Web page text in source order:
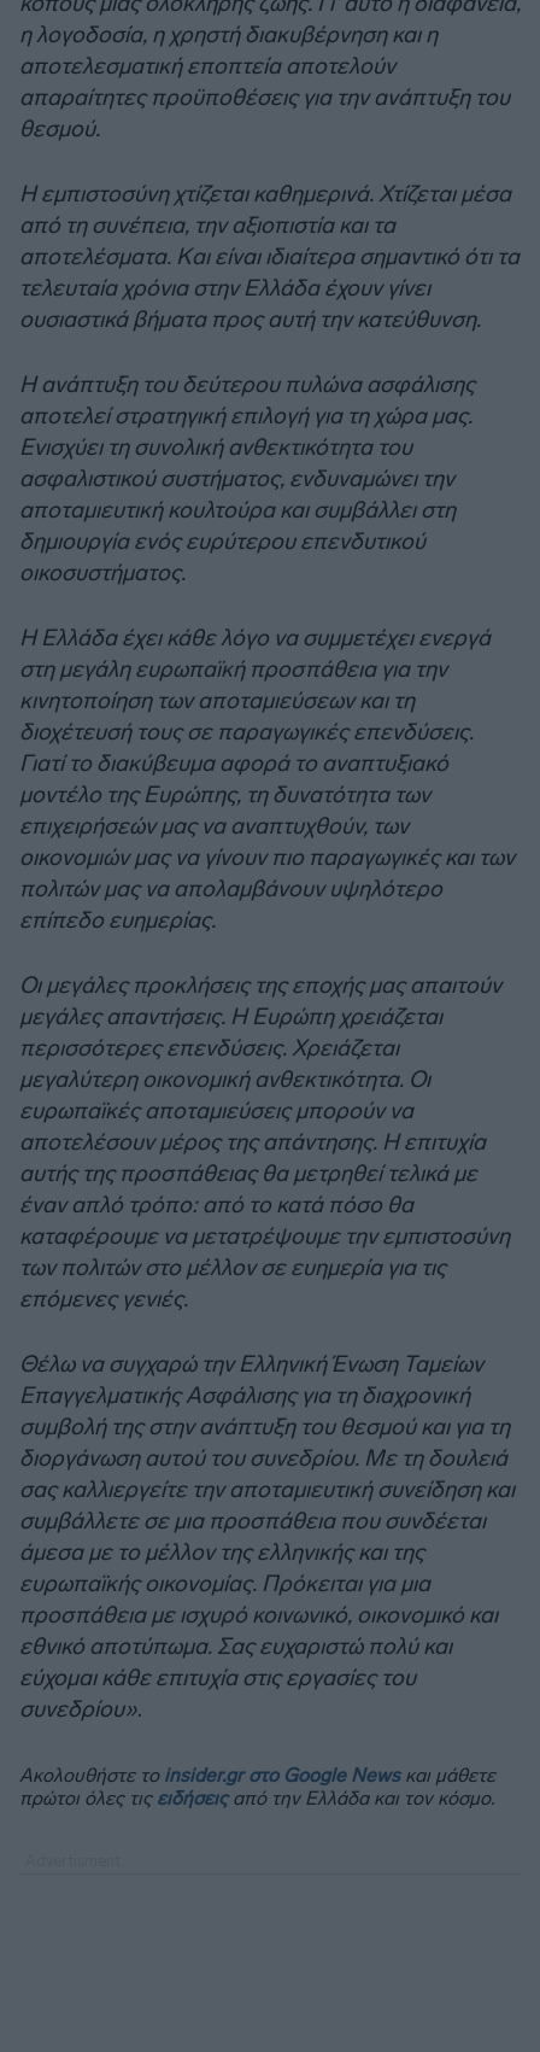
η λογοδοσία, η χρηστή διακυβέρνηση και η
αποτελεσματική εποπτεία αποτελούν
απαραίτητες προϋποθέσεις για την ανάπτυξη του
θεσμού.
Η εμπιστοσύνη χτίζεται καθημερινά. Χτίζεται μέσα
από τη συνέπεια, την αξιοπιστία και τα
αποτελέσματα. Και είναι ιδιαίτερα σημαντικό ότι τα
τελευταία χρόνια στην Ελλάδα έχουν γίνει
ουσιαστικά βήματα προς αυτή την κατεύθυνση.
Η ανάπτυξη του δεύτερου πυλώνα ασφάλισης
αποτελεί στρατηγική επιλογή για τη χώρα μας.
Ενισχύει τη συνολική ανθεκτικότητα του
ασφαλιστικού συστήματος, ενδυναμώνει την
αποταμιευτική κουλτούρα και συμβάλλει στη
δημιουργία ενός ευρύτερου επενδυτικού
οικοσυστήματος.
Η Ελλάδα έχει κάθε λόγο να συμμετέχει ενεργά
στη μεγάλη ευρωπαϊκή προσπάθεια για την
κινητοποίηση των αποταμιεύσεων και τη
διοχέτευσή τους σε παραγωγικές επενδύσεις.
Γιατί το διακύβευμα αφορά το αναπτυξιακό
μοντέλο της Ευρώπης, τη δυνατότητα των
επιχειρήσεών μας να αναπτυχθούν, των
οικονομιών μας να γίνουν πιο παραγωγικές και των
πολιτών μας να απολαμβάνουν υψηλότερο
επίπεδο ευημερίας.
Οι μεγάλες προκλήσεις της εποχής μας απαιτούν
μεγάλες απαντήσεις. Η Ευρώπη χρειάζεται
περισσότερες επενδύσεις. Χρειάζεται
μεγαλύτερη οικονομική ανθεκτικότητα. Οι
ευρωπαϊκές αποταμιεύσεις μπορούν να
αποτελέσουν μέρος της απάντησης. Η επιτυχία
αυτής της προσπάθειας θα μετρηθεί τελικά με
έναν απλό τρόπο: από το κατά πόσο θα
καταφέρουμε να μετατρέψουμε την εμπιστοσύνη
των πολιτών στο μέλλον σε ευημερία για τις
επόμενες γενιές.
Θέλω να συγχαρώ την Ελληνική Ένωση Ταμείων
Επαγγελματικής Ασφάλισης για τη διαχρονική
συμβολή της στην ανάπτυξη του θεσμού και για τη
διοργάνωση αυτού του συνεδρίου. Με τη δουλειά
σας καλλιεργείτε την αποταμιευτική συνείδηση και
συμβάλλετε σε μια προσπάθεια που συνδέεται
άμεσα με το μέλλον της ελληνικής και της
ευρωπαϊκής οικονομίας. Πρόκειται για μια
προσπάθεια με ισχυρό κοινωνικό, οικονομικό και
εθνικό αποτύπωμα. Σας ευχαριστώ πολύ και
εύχομαι κάθε επιτυχία στις εργασίες του
συνεδρίου».
Ακολουθήστε το insider.gr στο Google Newsκαι μάθετε
πρώτοι όλες τις ειδήσειςαπό την Ελλάδα και τον κόσμο.